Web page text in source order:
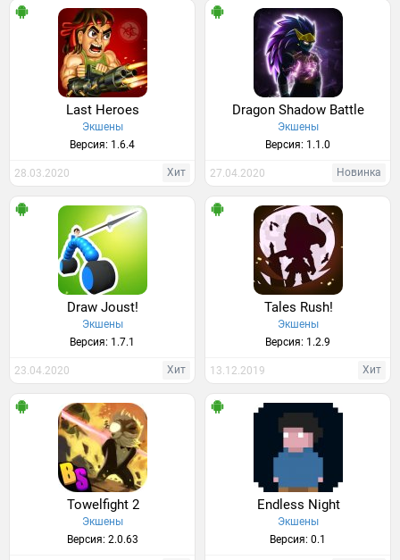
Last Heroes
Экшены
Версия: 1.6.4
28.03.2020 Хит
Dragon Shadow Battle
Экшены
Версия: 1.1.0
27.04.2020 Новинка
Draw Joust!
Экшены
Версия: 1.7.1
23.04.2020 Хит
Tales Rush!
Экшены
Версия: 1.2.9
13.12.2019 Хит
Towelfight 2
Экшены
Версия: 2.0.63
Endless Night
Экшены
Версия: 0.1